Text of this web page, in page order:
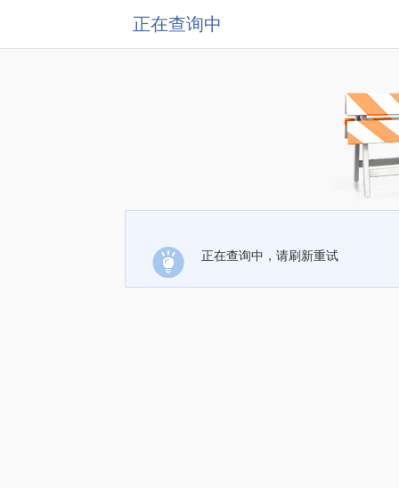
正在查询中
正在查询中，请刷新重试